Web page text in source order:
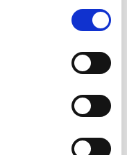
17